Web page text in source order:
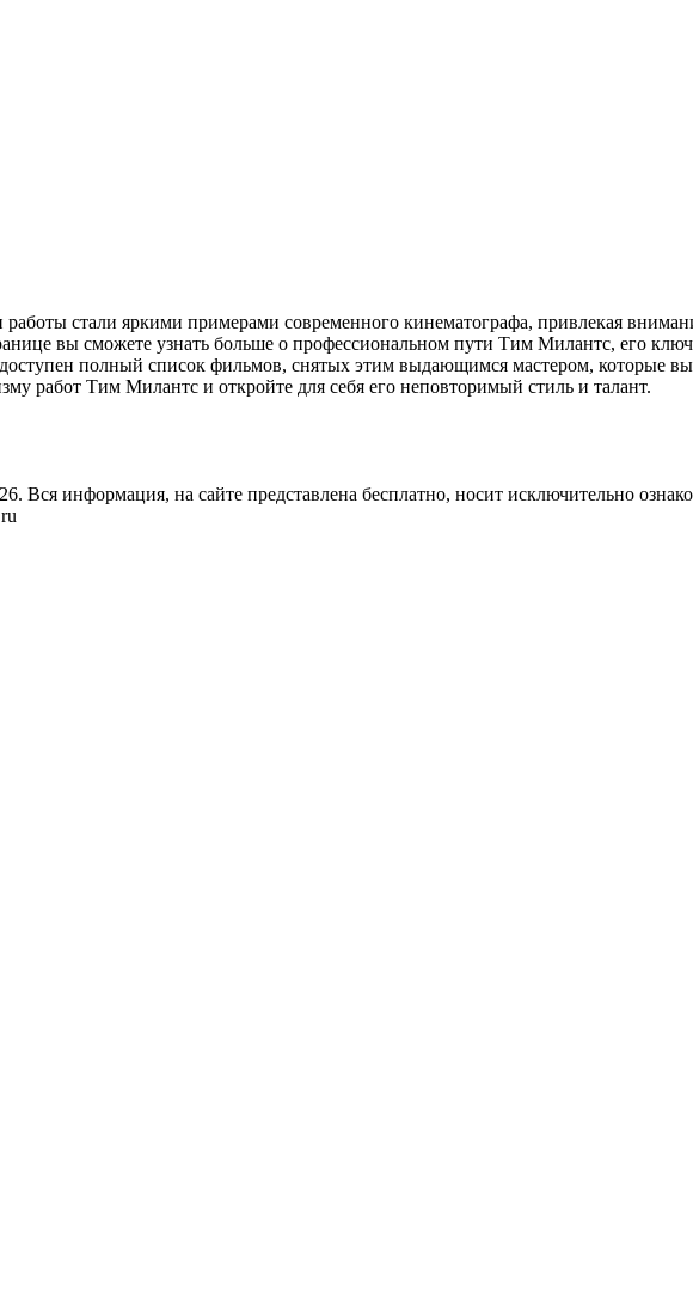
стали яркими примерами современного кинематографа, привлекая
вы сможете узнать больше о профессиональном пути Тим Милантс, его
полный список фильмов, снятых этим выдающимся мастером, которые
работ Тим Милантс и откройте для себя его неповторимый стиль и талант.
. Вся информация, на сайте представлена бесплатно, носит исключительно